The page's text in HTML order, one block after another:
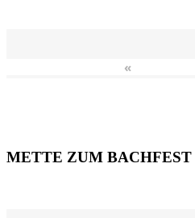
«
METTE ZUM BACHFEST